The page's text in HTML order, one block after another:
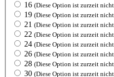
16 (Diese Option ist zurzeit
19 (Diese Option ist zurzeit
21 (Diese Option ist zurzeit
22 (Diese Option ist zurzeit
24 (Diese Option ist zurzeit
26 (Diese Option ist zurzeit
28 (Diese Option ist zurzeit
30 (Diese Option ist zurzeit